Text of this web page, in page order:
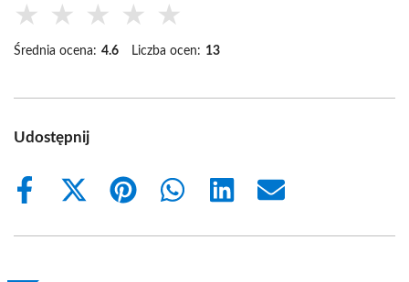
★ ★ ★ ★ ★
Średnia ocena: 4.6 Liczba ocen: 13
Udostępnij
Share
Share
(Twitter)
Share
Share
Share
Share